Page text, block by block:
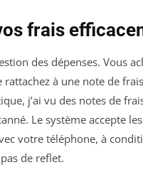
frais
des dépenses. Vous
rattachez à une note de
j’ai vu des notes de
Le système accepte
votre téléphone, à
de reflet.